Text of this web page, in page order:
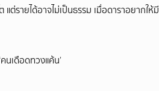
แต่รายได้อาจไม่เป็นธรรม เมื่อดาราอยากให้มี
นเดือดทวงแค้น’